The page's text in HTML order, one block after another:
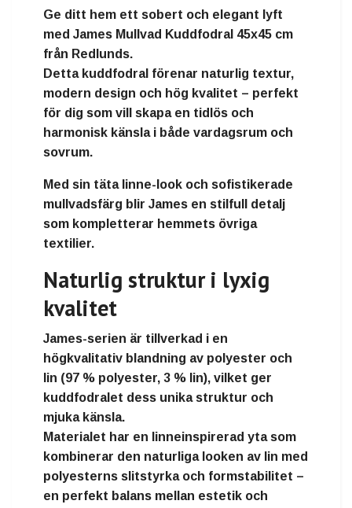
Ge ditt hem ett sobert och elegant lyft
med James Mullvad Kuddfodral 45x45 cm
från Redlunds.
Detta kuddfodral förenar naturlig textur,
modern design och hög kvalitet – perfekt
för dig som vill skapa en tidlös och
harmonisk känsla i både vardagsrum och
sovrum.
Med sin täta linne-look och sofistikerade
mullvadsfärg blir James en stilfull detalj
som kompletterar hemmets övriga
textilier.
Naturlig struktur i lyxig
kvalitet
James-serien är tillverkad i en
högkvalitativ blandning av polyester och
lin (97 % polyester, 3 % lin), vilket ger
kuddfodralet dess unika struktur och
mjuka känsla.
Materialet har en linneinspirerad ytasom
kombinerar den naturliga looken av lin med
polyesterns slitstyrka och formstabilitet –
en perfekt balans mellan estetik och